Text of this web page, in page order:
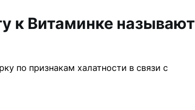
к Витаминке называют
по признакам халатности в связи с